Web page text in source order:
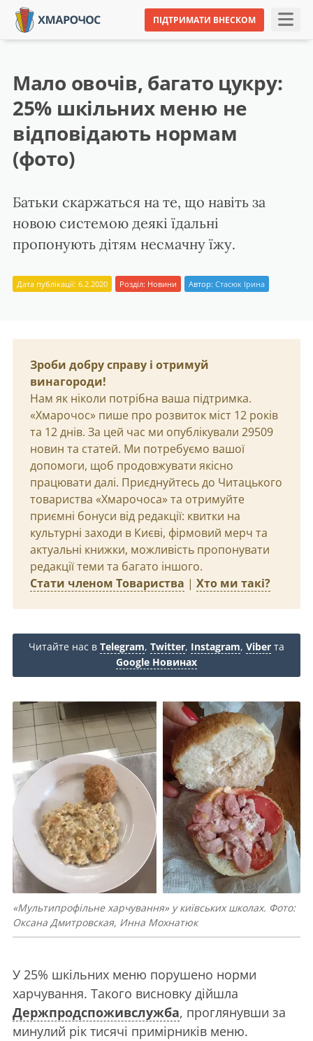
ПІДТРИМАТИ ВНЕСКОМ
Мало овочів, багато цукру:
25% шкільних меню не
відповідають нормам
(фото)
Батьки скаржаться на те, що навіть за
новою системою деякі їдальні
пропонують дітям несмачну їжу.
Дата публікації: 6.2.2020 Розділ: Новини Автор: Стасюк Ірина
Зроби добру справу і отримуй
винагороди!
Нам як ніколи потрібна ваша підтримка.
«Хмарочос» пише про розвиток міст 12 років
та 12 днів. За цей час ми опублікували 29509
новин та статей. Ми потребуємо вашої
допомоги, щоб продовжувати якісно
працювати далі. Приєднуйтесь до Читацького
товариства «Хмарочоса» та отримуйте
приємні бонуси від редакції: квитки на
культурні заходи в Києві, фірмовий мерч та
актуальні книжки, можливість пропонувати
редакції теми та багато іншого.
Стати членом Товариства | Хто ми такі?
Читайте нас в Telegram, Twitter, Instagram, Viber та
Google Новинах
«Мультипрофільне харчування» у київських школах. Фото:
Оксана Дмитровская, Инна Мохнатюк
У 25% шкільних меню порушено норми
харчування. Такого висновку дійшла
Держпродспоживслужба, проглянувши за
минулий рік тисячі примірників меню.